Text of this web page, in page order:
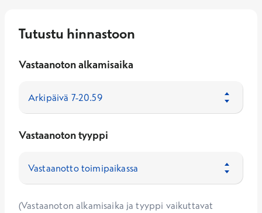
Tutustu hinnastoon
Vastaanoton alkamisaika
Vastaanoton tyyppi
(Vastaanoton alkamisaika ja tyyppi vaikuttavat